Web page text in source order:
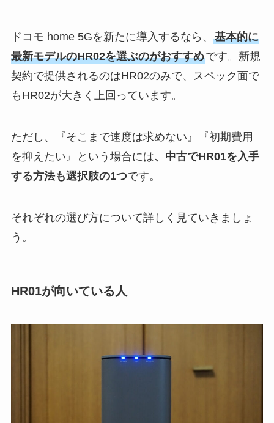
ドコモ home 5Gを新たに導入するなら、 基本的に
最新モデルのHR02を選ぶのがおすすめです。新規
契約で提供されるのはHR02のみで、スペック面で
もHR02が大きく上回っています。
ただし、『そこまで速度は求めない』『初期費用
を抑えたい』という場合には、中古でHR01を入手
する方法も選択肢の1つです。
それぞれの選び方について詳しく見ていきましょ
う。
HR01が向いている人